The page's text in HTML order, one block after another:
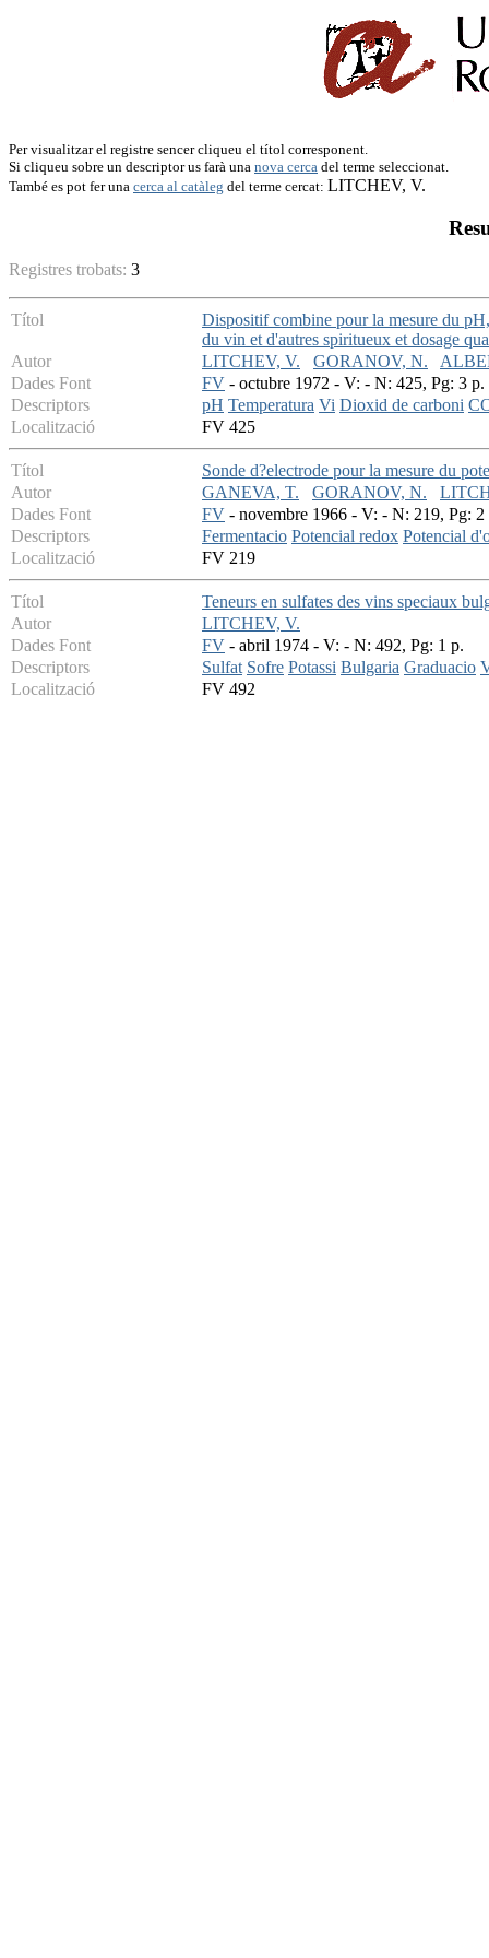
Per visualitzar el registre sencer cliqueu el títol corresponent.
Si cliqueu sobre un descriptor us farà una nova cerca del terme seleccionat.
També es pot fer una cerca al catàleg del terme cercat: LITCHEV, V.
Registres trobats: 3
Títol
Dispositif combine pour la mesure du
du vin et d'autres spiritueux et dosage
Autor
LITCHEV, V. GORANOV, N.
Dades Font
FV - octubre 1972 - V: - N: 425, Pg: 3 p.
Descriptors
pH Temperatura Vi Dioxid de carboni
Localització
FV 425
Títol
Sonde d?electrode pour la mesure du
Autor
GANEVA, T. GORANOV, N.
Dades Font
FV - novembre 1966 - V: - N: 219, Pg: 2
Descriptors
Fermentacio Potencial redox Potencial
Localització
FV 219
Títol
Teneurs en sulfates des vins speciaux
Autor
LITCHEV, V.
Dades Font
FV - abril 1974 - V: - N: 492, Pg: 1 p.
Descriptors
Sulfat Sofre Potassi Bulgaria Graduacio
Localització
FV 492